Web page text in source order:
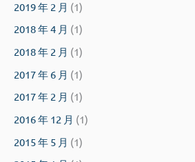
2019 年 2 月 (1)
2018 年 4 月 (1)
2018 年 2 月 (1)
2017 年 6 月 (1)
2017 年 2 月 (1)
2016 年 12 月 (1)
2015 年 5 月 (1)